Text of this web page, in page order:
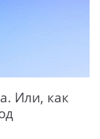
Или, как